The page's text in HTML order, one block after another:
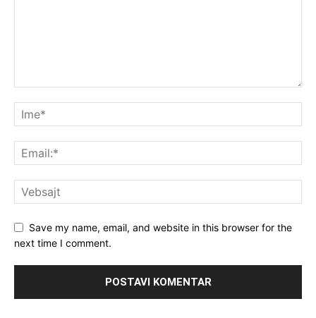
Save my name, email, and website in this browser for the
next time I comment.